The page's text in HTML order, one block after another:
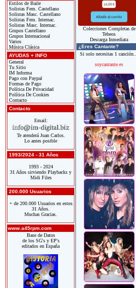
Estilos de Baile
Solistas Fem. Castellano
Solistas Masc. Castellano
Solistas Fem. Internac.
Solistas Masc. Internac.
Grupos Castellano
Grupos Internacional
Varios
Música Clásica
AYUDAS + INFO
General
Tu Sitio
IM Informa
Pago con Paypal
Formas de Pago
Política De Privacidad
Política De Cookies
Contacto
Contacto
Email:
Te atenderá Juan Carlos.
Lo antes posible
1993/2024 - 31 Años
1993 - 2024
31 Años sirviendo Playbacks y
Midi Files
200.000 Usuarios
+ de 200.000 Usuarios en estos
31 Años.
Muchas Gracias.
www.a45rpm.com
Base de Datos
de los SG's y EP's
editados en España
Colecciones Completas de
Tebeos
Descarga Inmediata
¿Eres Cantante?
Si solo necesitas 1 canción...
soycantante.es